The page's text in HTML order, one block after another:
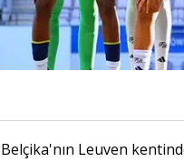
Belçika'nın Leuven